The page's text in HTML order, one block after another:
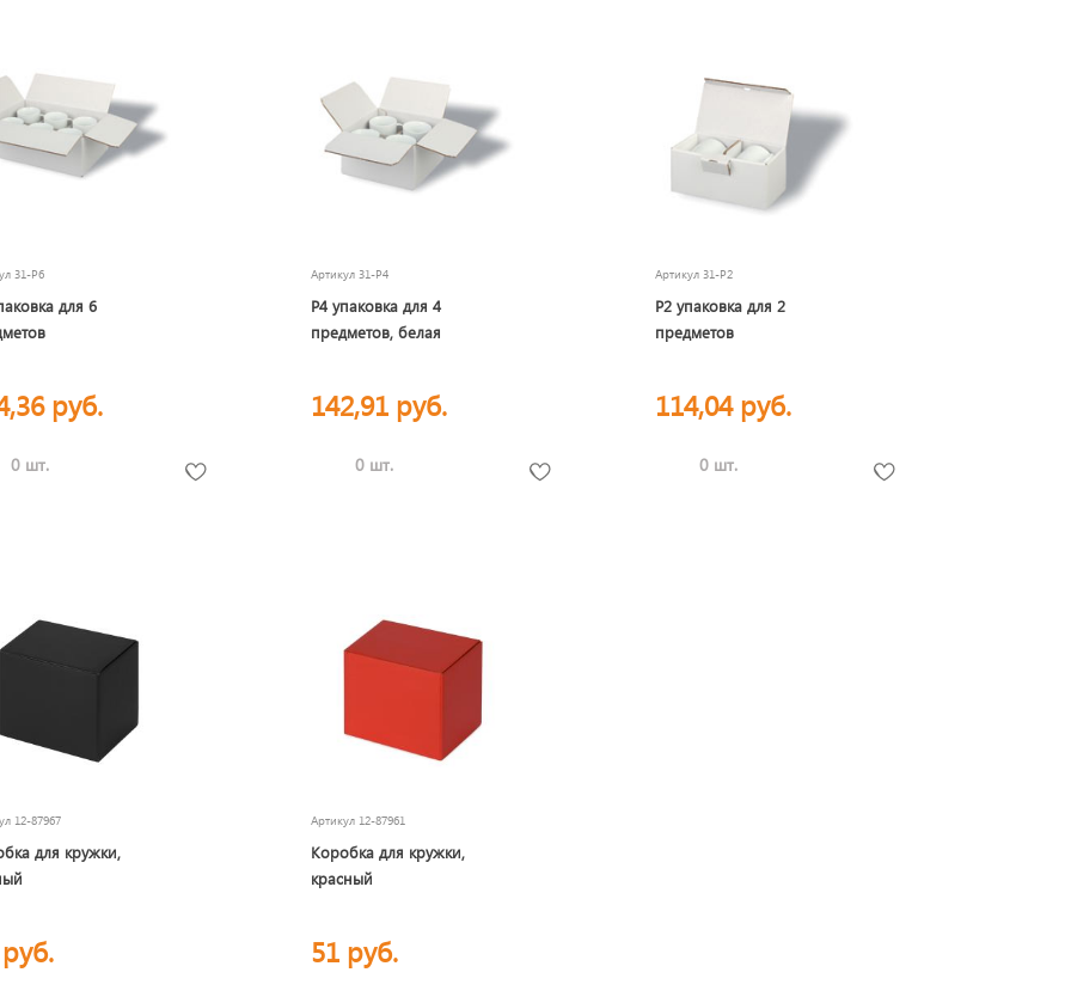
31-P6
для 6
руб.
0 шт.
Артикул 31-P4
P4 упаковка для 4
предметов, белая
142,91 руб.
0 шт.
Артикул 31-P2
P2 упаковка для 2
предметов
114,04 руб.
0 шт.
12-87967
для кружки,
Артикул 12-87961
Коробка для кружки,
красный
51 руб.